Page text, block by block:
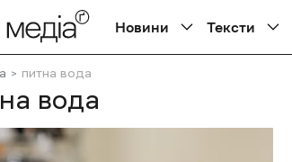
Новини Тексти
питна вода
вода